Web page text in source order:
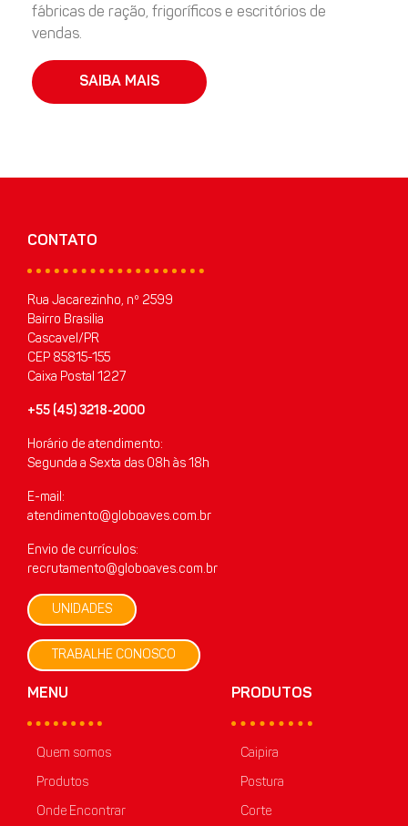
fábricas de ração, frigoríficos e escritórios de
vendas.
SAIBA MAIS
CONTATO
Rua Jacarezinho, nº 2599
Bairro Brasilia
Cascavel/PR
CEP 85815-155
Caixa Postal 1227
+55 (45) 3218-2000
Horário de atendimento:
Segunda a Sexta das 08h às 18h
E-mail:
atendimento@globoaves.com.br
Envio de currículos:
recrutamento@globoaves.com.br
UNIDADES
TRABALHE CONOSCO
MENU
Quem somos
Produtos
Onde Encontrar
PRODUTOS
Caipira
Postura
Corte